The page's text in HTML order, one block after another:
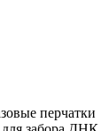
перчатки